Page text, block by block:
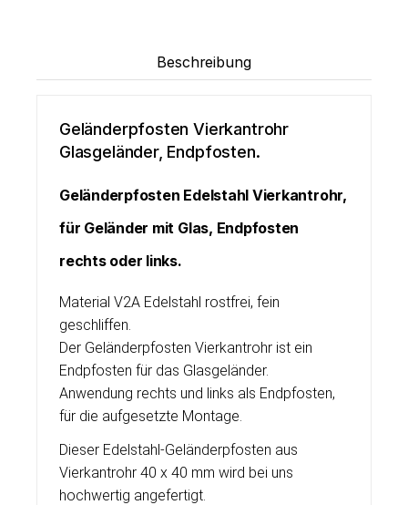
Beschreibung
Geländerpfosten Vierkantrohr
Glasgeländer, Endpfosten.
Geländerpfosten Edelstahl Vierkantrohr,
für Geländer mit Glas, Endpfosten
rechts oder links.
Material V2A Edelstahl rostfrei, fein
geschliffen.
Der Geländerpfosten Vierkantrohr ist ein
Endpfosten für das Glasgeländer.
Anwendung rechts und links als Endpfosten,
für die aufgesetzte Montage.
Dieser Edelstahl-Geländerpfosten aus
Vierkantrohr 40 x 40 mm wird bei uns
hochwertig angefertigt.